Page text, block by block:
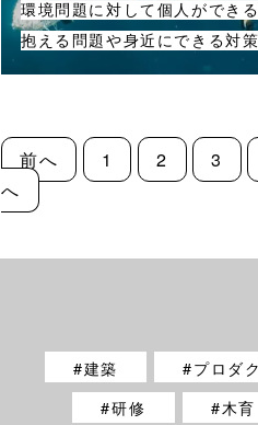
環境問題に対して個人ができ
抱える問題や身近にできる対策
前へ 1 2 3
へ
建築 プロダ
研修
木育